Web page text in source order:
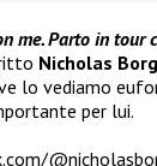
me. Parto in tour
Nicholas
lo vediamo
per lui.